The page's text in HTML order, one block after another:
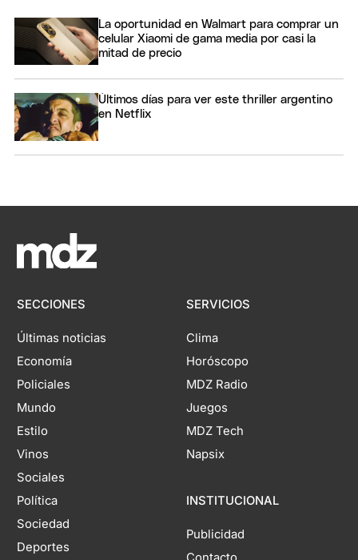
La oportunidad en Walmart para comprar un
celular Xiaomi de gama media por casi la
mitad de precio
Últimos días para ver este thriller argentino
en Netflix
SECCIONES
Últimas noticias
Economía
Policiales
Mundo
Estilo
Vinos
Sociales
Política
Sociedad
Deportes
SERVICIOS
Clima
Horóscopo
MDZ Radio
Juegos
MDZ Tech
Napsix
INSTITUCIONAL
Publicidad